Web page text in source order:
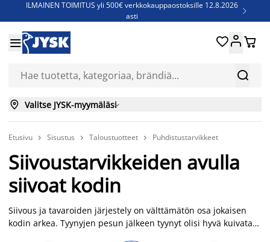
ILMAINEN TOIMITUS yli 500€ verkkokauppaostoksille 12.8.2026
asti

Jenkkisänkyjä - Säästä jopa 60%


 
 Valitse JYSK-myymäläsi
Etusivu  Sisustus  Taloustuotteet  Puhdistustarvikkeet
Siivoustarvikkeiden avulla
siivoat kodin
Siivous ja tavaroiden järjestely on välttämätön osa jokaisen
kodin arkea. Tyynyjen pesun jälkeen tyynyt olisi hyvä kuivata